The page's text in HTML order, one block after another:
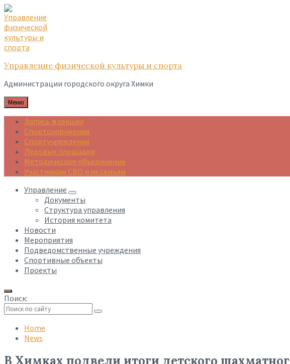
Skip
to
content
Skip
to
main
navigation
Skip
to
footer
Управление физической культуры и спорта
Администрации городского округа Химки
Меню
Запись в секции
Спортсооружения
Спортучреждения
Ледовые площадки
Методическое объединение
Участникам СВО и их семьям
Управление
Документы
Структура управления
История комитета
Новости
Мероприятия
Подведомственные учреждения
Спортивные объекты
Проекты
Поиск:
search
Home
News
В Химках подвели итоги детского